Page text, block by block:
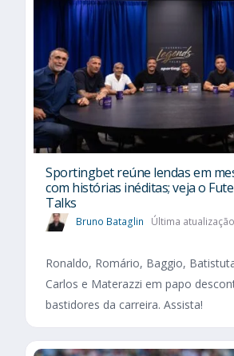
Sportingbet reúne lendas em
com histórias inéditas; veja o
Talks
Bruno Bataglin Última
Ronaldo, Romário, Baggio,
Carlos e Materazzi em papo
bastidores da carreira. Assista!